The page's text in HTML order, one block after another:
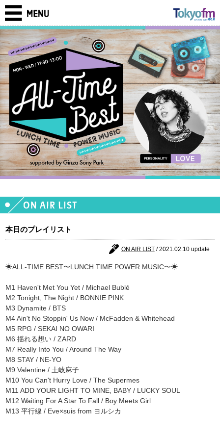
本日のプレイリスト
ON AIR LIST/ 2021.02.10 update
☀ALL-TIME BEST〜LUNCH TIME POWER MUSIC〜☀
M1 Haven't Met You Yet / Michael Bublé
M2 Tonight, The Night / BONNIE PINK
M3 Dynamite / BTS
M4 Ain't No Stoppin' Us Now / McFadden & Whitehead
M5 RPG / SEKAI NO OWARI
M6 揺れる想い / ZARD
M7 Really Into You / Around The Way
M8 STAY / NE-YO
M9 Valentine / 土岐麻子
M10 You Can't Hurry Love / The Supermes
M11 ADD YOUR LIGHT TO MINE, BABY / LUCKY SOUL
M12 Waiting For A Star To Fall / Boy Meets Girl
M13 平行線 / Eve×suis from ヨルシカ